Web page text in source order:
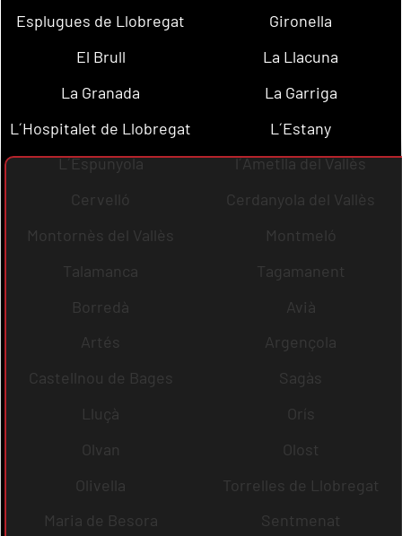
Esplugues de Llobregat
Gironella
El Brull
La Llacuna
La Granada
La Garriga
L´Hospitalet de Llobregat
L´Estany
L´Espunyola
l´Ametlla del Vallès
Cervelló
Cerdanyola del Vallès
Montornès del Vallès
Montmeló
Talamanca
Tagamanent
Borredà
Avià
Artés
Argençola
Castellnou de Bages
Sagàs
Lluçà
Orís
Olvan
Olost
Olivella
Torrelles de Llobregat
Maria de Besora
Sentmenat